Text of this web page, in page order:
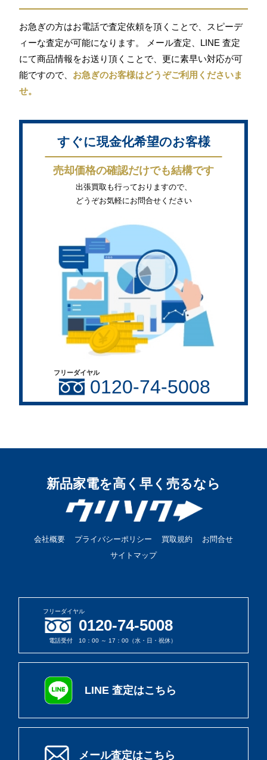
お急ぎの方はお電話で査定依頼を頂くことで、スピーデ
ィーな査定が可能になります。 メール査定、LINE 査定
にて商品情報をお送り頂くことで、更に素早い対応が可
能ですので、 お急ぎのお客様はどうぞご利用くださいま
せ。
すぐに現金化希望のお客様
売却価格の確認だけでも結構です
出張買取も行っておりますので、
どうぞお気軽にお問合せください
フリーダイヤル
0120-74-5008
新品家電を高く早く売るなら
会社概要 プライバシーポリシー 買取規約
お問合せ
サイトマップ
フリーダイヤル
0120-74-5008
電話受付 10：00 ～ 17：00（水・日・祝休）
LINE 査定はこちら
メール査定はこちら